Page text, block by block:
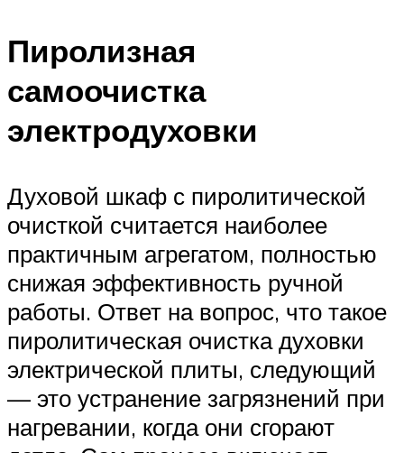
Пиролизная
самоочистка
электродуховки
Духовой шкаф с пиролитической
очисткой считается наиболее
практичным агрегатом, полностью
снижая эффективность ручной
работы. Ответ на вопрос, что такое
пиролитическая очистка духовки
электрической плиты, следующий
— это устранение загрязнений при
нагревании, когда они сгорают